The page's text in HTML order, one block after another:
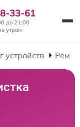
33-61
до 21:00
утром
устройств